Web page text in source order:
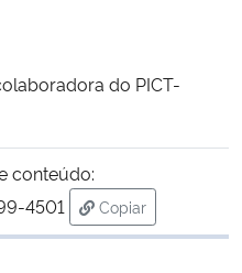
do PICT-
conteúdo:
4501
Copiar
para área de